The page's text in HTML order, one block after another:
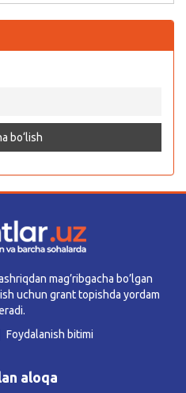
mag’ribgacha bo’lgan
uchun grant topishda yordam
Foydalanish bitimi
aloqa